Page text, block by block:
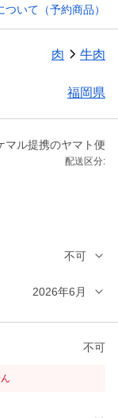
いて（予約商品）
肉 牛肉
福岡県
マル提携のヤマト便
配送区分:
不可
2026年6月
不可